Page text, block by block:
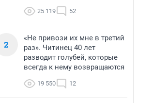
25 119 52
2
«Не привози их мне в третий
раз». Читинец 40 лет
разводит голубей, которые
всегда к нему возвращаются
19 550 12